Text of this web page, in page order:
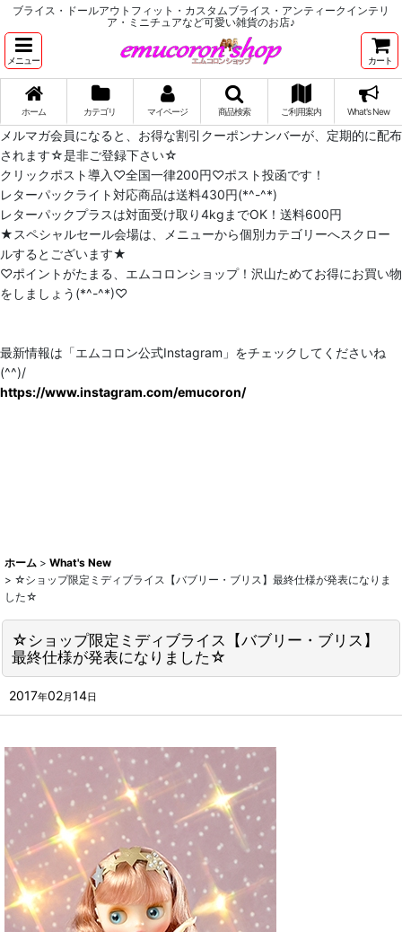
ブライス・ドールアウトフィット・カスタムブライス・アンティークインテリ
ア・ミニチュアなど可愛い雑貨のお店♪
メニュー カート
ホーム カテゴリ マイページ 商品検索 ご利用案内 What's New
メルマガ会員になると、お得な割引クーポンナンバーが、定期的に配布
されます☆是非ご登録下さい☆
クリックポスト導入♡全国一律200円♡ポスト投函です！
レターパックライト対応商品は送料430円(*^-^*)
レターパックプラスは対面受け取り4kgまでOK！送料600円
★スペシャルセール会場は、メニューから個別カテゴリーへスクロー
ルするとございます★
♡ポイントがたまる、エムコロンショップ！沢山ためてお得にお買い物
をしましょう(*^-^*)♡
最新情報は「エムコロン公式Instagram」をチェックしてくださいね
(^^)/
https://www.instagram.com/emucoron/
ホーム > What's New
> ☆ショップ限定ミディブライス【バブリー・ブリス】最終仕様が発表になりま
した☆
☆ショップ限定ミディブライス【バブリー・ブリス】
最終仕様が発表になりました☆
2017年02月14日